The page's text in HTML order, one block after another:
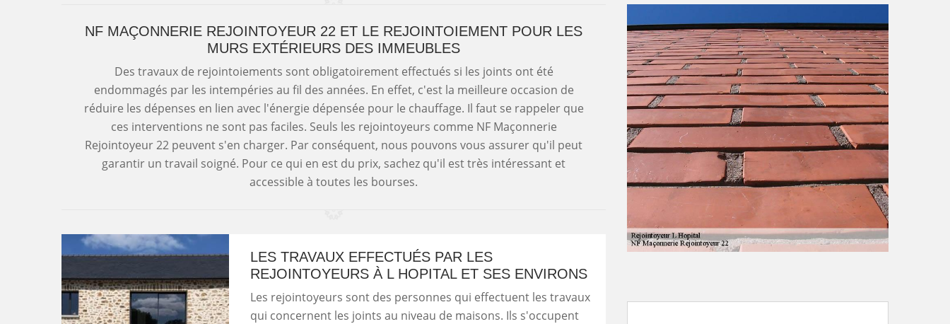
NF MAÇONNERIE REJOINTOYEUR 22 ET LE REJOINTOIEMENT POUR LES
MURS EXTÉRIEURS DES IMMEUBLES
Des travaux de rejointoiements sont obligatoirement effectués si les joints ont été
endommagés par les intempéries au fil des années. En effet, c'est la meilleure occasion de
réduire les dépenses en lien avec l'énergie dépensée pour le chauffage. Il faut se rappeler que
ces interventions ne sont pas faciles. Seuls les rejointoyeurs comme NF Maçonnerie
Rejointoyeur 22 peuvent s'en charger. Par conséquent, nous pouvons vous assurer qu'il peut
garantir un travail soigné. Pour ce qui en est du prix, sachez qu'il est très intéressant et
accessible à toutes les bourses.
LES TRAVAUX EFFECTUÉS PAR LES
REJOINTOYEURS À L HOPITAL ET SES ENVIRONS
Les rejointoyeurs sont des personnes qui effectuent les travaux
qui concernent les joints au niveau de maisons. Ils s'occupent